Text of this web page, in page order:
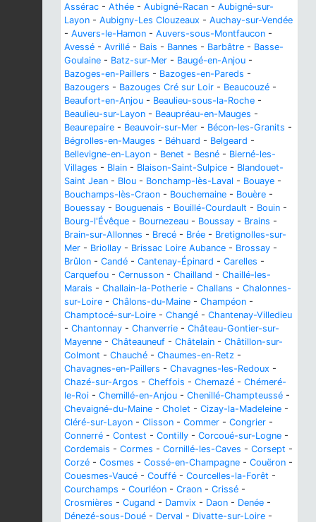
Assérac - Athée - Aubigné-Racan - Aubigné-sur-
Layon - Aubigny-Les Clouzeaux - Auchay-sur-Vendée
- Auvers-le-Hamon - Auvers-sous-Montfaucon -
Avessé - Avrillé - Bais - Bannes - Barbâtre - Basse-
Goulaine - Batz-sur-Mer - Baugé-en-Anjou -
Bazoges-en-Paillers - Bazoges-en-Pareds -
Bazougers - Bazouges Cré sur Loir - Beaucouzé -
Beaufort-en-Anjou - Beaulieu-sous-la-Roche -
Beaulieu-sur-Layon - Beaupréau-en-Mauges -
Beaurepaire - Beauvoir-sur-Mer - Bécon-les-Granits -
Bégrolles-en-Mauges - Béhuard - Belgeard -
Bellevigne-en-Layon - Benet - Besné - Bierné-les-
Villages - Blain - Blaison-Saint-Sulpice - Blandouet-
Saint Jean - Blou - Bonchamp-lès-Laval - Bouaye -
Bouchamps-lès-Craon - Bouchemaine - Bouère -
Bouessay - Bouguenais - Bouillé-Courdault - Bouin -
Bourg-l'Évêque - Bournezeau - Boussay - Brains -
Brain-sur-Allonnes - Brecé - Brée - Bretignolles-sur-
Mer - Briollay - Brissac Loire Aubance - Brossay -
Brûlon - Candé - Cantenay-Épinard - Carelles -
Carquefou - Cernusson - Chailland - Chaillé-les-
Marais - Challain-la-Potherie - Challans - Chalonnes-
sur-Loire - Châlons-du-Maine - Champéon -
Champtocé-sur-Loire - Changé - Chantenay-Villedieu
- Chantonnay - Chanverrie - Château-Gontier-sur-
Mayenne - Châteauneuf - Châtelain - Châtillon-sur-
Colmont - Chauché - Chaumes-en-Retz -
Chavagnes-en-Paillers - Chavagnes-les-Redoux -
Chazé-sur-Argos - Cheffois - Chemazé - Chémeré-
le-Roi - Chemillé-en-Anjou - Chenillé-Champteussé -
Chevaigné-du-Maine - Cholet - Cizay-la-Madeleine -
Cléré-sur-Layon - Clisson - Commer - Congrier -
Connerré - Contest - Contilly - Corcoué-sur-Logne -
Cordemais - Cormes - Cornillé-les-Caves - Corsept -
Corzé - Cosmes - Cossé-en-Champagne - Couëron -
Couesmes-Vaucé - Couffé - Courcelles-la-Forêt -
Courchamps - Courléon - Craon - Crissé -
Crosmières - Cugand - Damvix - Daon - Denée -
Dénezé-sous-Doué - Derval - Divatte-sur-Loire -